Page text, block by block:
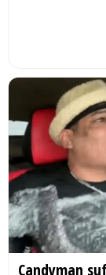
Candyman